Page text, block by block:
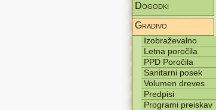
Dogodki
Gradivo
Izobraževalno
Letna poročila
PPD Poročila
Sanitarni posek
Volumen dreves
Predpisi
Programi preiskav